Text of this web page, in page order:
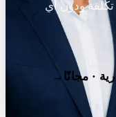
تكلفة ودون أي
· مجانًا →